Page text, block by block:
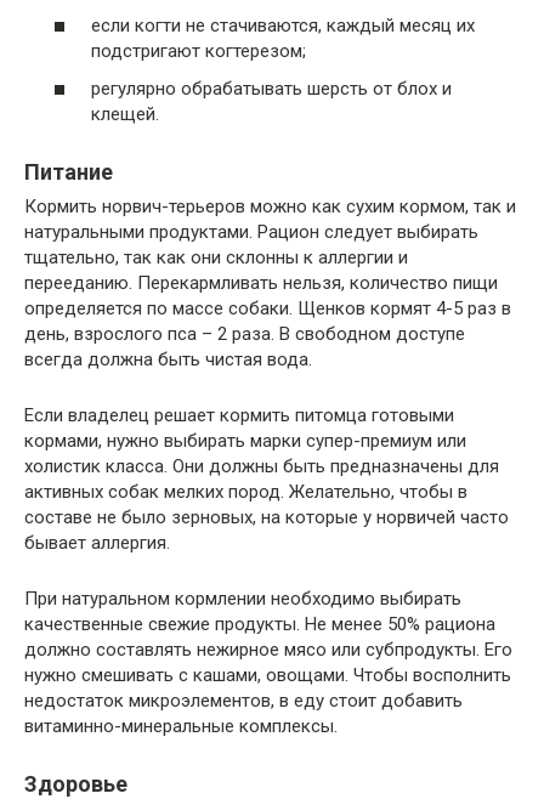
если когти не стачиваются, каждый месяц их
подстригают когтерезом;
регулярно обрабатывать шерсть от блох и
клещей.
Питание
Кормить норвич-терьеров можно как сухим кормом, так и
натуральными продуктами. Рацион следует выбирать
тщательно, так как они склонны к аллергии и
перееданию. Перекармливать нельзя, количество пищи
определяется по массе собаки. Щенков кормят 4-5 раз в
день, взрослого пса – 2 раза. В свободном доступе
всегда должна быть чистая вода.
Если владелец решает кормить питомца готовыми
кормами, нужно выбирать марки супер-премиум или
холистик класса. Они должны быть предназначены для
активных собак мелких пород. Желательно, чтобы в
составе не было зерновых, на которые у норвичей часто
бывает аллергия.
При натуральном кормлении необходимо выбирать
качественные свежие продукты. Не менее 50% рациона
должно составлять нежирное мясо или субпродукты. Его
нужно смешивать с кашами, овощами. Чтобы восполнить
недостаток микроэлементов, в еду стоит добавить
витаминно-минеральные комплексы.
Здоровье